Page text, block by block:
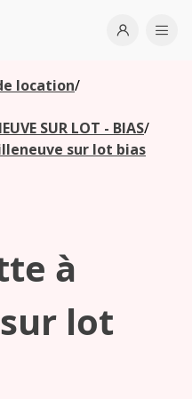
Open
location/
SUR LOT - BIAS/
sur lot bias
à
lot